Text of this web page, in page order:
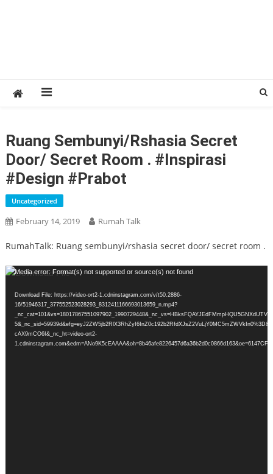
Ruang Sembunyi/rshasia Secret
Door/ Secret Room . #inspirasi
#design #prabot
Uncategorized
February 14, 2019 Rumah Talk
RumahTalk: Ruang sembunyi/rshasia secret door/ secret room .
Video
Media error: Format(s) not supported or source(s) not found
Download File: https://video-ort2-1.cdninstagram.com/v/t50.2886-
16/51946317_377552523028293_8312411166693013659_n.mp4?
cAX9mCO6I&_nc_ht=video-ort2-